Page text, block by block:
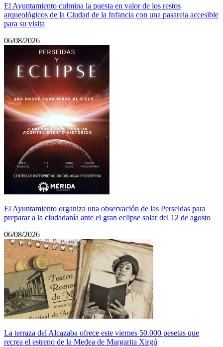
El Ayuntamiento culmina la puesta en valor de los restos
arqueológicos de la Ciudad de la Infancia con una pasarela accesible
para su visita
06/08/2026
El Ayuntamiento organiza una observación de las Perseidas para
preparar a la ciudadanía ante el gran eclipse solar del 12 de agosto
06/08/2026
La terraza del Alcazaba ofrece este viernes 50.000 pesetas que
recrea el estreno de la Medea de Margarita Xirgú